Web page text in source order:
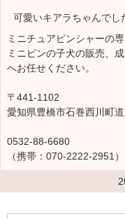
可愛いキアラちゃんでし
ミニチュアピンシャーの
ミニピンの子犬の販売、
へお任せください。
〒441-1102
愛知県豊橋市石巻西川町道
0532-88-6680
（携帯：070-2222-2951）